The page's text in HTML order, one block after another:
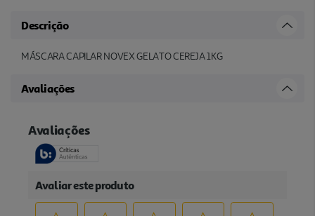
Descrição
MÁSCARA CAPILAR NOVEX GELATO CEREJA 1KG
Avaliações